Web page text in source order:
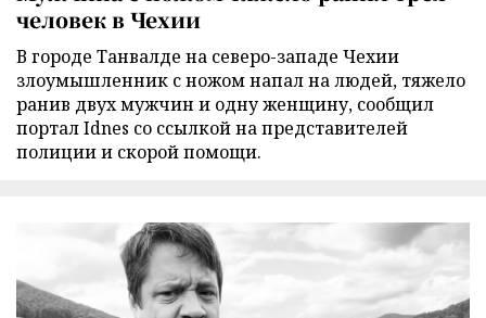
человек в Чехии
В городе Танвалде на северо-западе Чехии
злоумышленник с ножом напал на людей, тяжело
ранив двух мужчин и одну женщину, сообщил
портал Idnes со ссылкой на представителей
полиции и скорой помощи.